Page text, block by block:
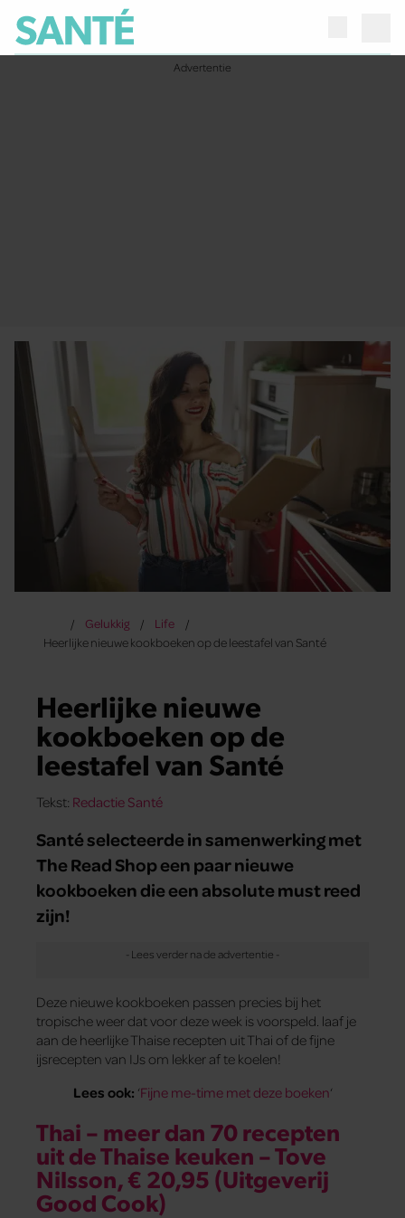
Gelukkig
Life
Heerlijke nieuwe kookboeken op de leestafel van Santé
Heerlijke nieuwe
kookboeken op de
leestafel van Santé
Tekst: Redactie Santé
Santé selecteerde in samenwerking met
The Read Shop een paar nieuwe
kookboeken die een absolute must reed
zijn!
Deze nieuwe kookboeken passen precies bij het
tropische weer dat voor deze week is voorspeld. laaf je
aan de heerlijke Thaise recepten uit Thai of de fijne
ijsrecepten van IJs om lekker af te koelen!
Lees ook: ‘Fijne me-time met deze boeken‘
Thai – meer dan 70 recepten
uit de Thaise keuken – Tove
Nilsson, € 20,95 (Uitgeverij
Good Cook)